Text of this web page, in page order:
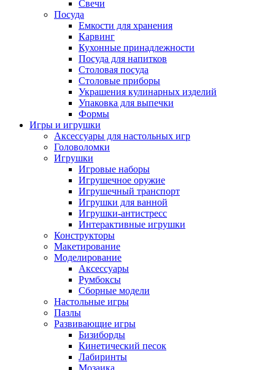
Свечи
Посуда
Емкости для хранения
Карвинг
Кухонные принадлежности
Посуда для напитков
Столовая посуда
Столовые приборы
Украшения кулинарных изделий
Упаковка для выпечки
Формы
Игры и игрушки
Аксессуары для настольных игр
Головоломки
Игрушки
Игровые наборы
Игрушечное оружие
Игрушечный транспорт
Игрушки для ванной
Игрушки-антистресс
Интерактивные игрушки
Конструкторы
Макетирование
Моделирование
Аксессуары
Румбоксы
Сборные модели
Настольные игры
Пазлы
Развивающие игры
Бизиборды
Кинетический песок
Лабиринты
Мозаика